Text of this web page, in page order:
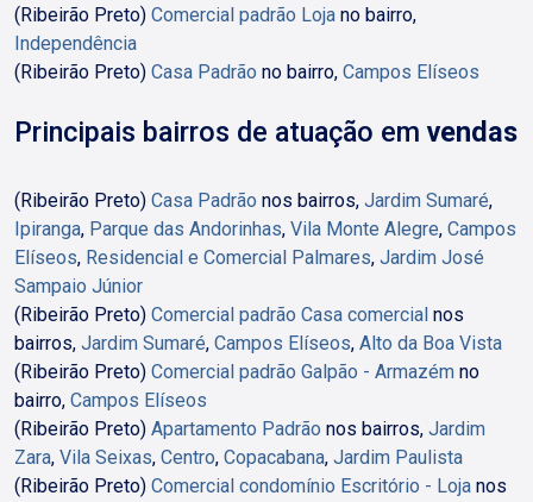
(Ribeirão Preto) Comercial padrão Loja no bairro,
Independência
(Ribeirão Preto) Casa Padrão no bairro, Campos Elíseos
Principais bairros de atuação emvendas
(Ribeirão Preto) Casa Padrão nos bairros, Jardim Sumaré,
Ipiranga, Parque das Andorinhas, Vila Monte Alegre, Campos
Elíseos, Residencial e Comercial Palmares, Jardim José
Sampaio Júnior
(Ribeirão Preto) Comercial padrão Casa comercial nos
bairros, Jardim Sumaré, Campos Elíseos, Alto da Boa Vista
(Ribeirão Preto) Comercial padrão Galpão - Armazém no
bairro, Campos Elíseos
(Ribeirão Preto) Apartamento Padrão nos bairros, Jardim
Zara, Vila Seixas, Centro, Copacabana, Jardim Paulista
(Ribeirão Preto) Comercial condomínio Escritório - Loja nos